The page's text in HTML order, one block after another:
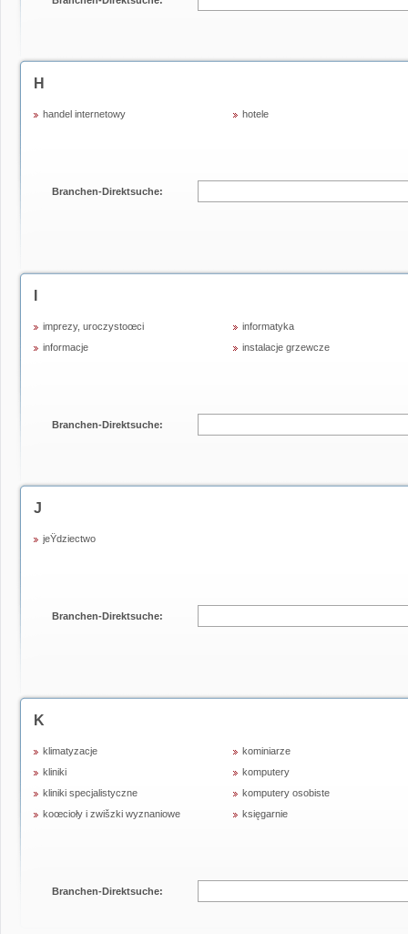
H
handel internetowy hotele
Branchen-Direktsuche:
imprezy, uroczystoœci
informacje
informatyka
instalacje grzewcze
Branchen-Direktsuche:
J
jeŸdziectwo
Branchen-Direktsuche:
K
klimatyzacje
kliniki
kliniki specjalistyczne
koœcioły i zwišzki wyznaniowe
kominiarze
komputery
komputery osobiste
księgarnie
Branchen-Direktsuche: